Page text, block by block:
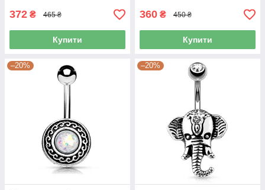
372 ₴ 465 ₴
Купити
360 ₴ 450 ₴
Купити
–20% –20%